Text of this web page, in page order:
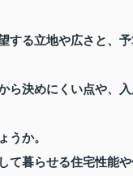
する立地や広さと、
決めにくい点や、
うか。
て暮らせる住宅性能